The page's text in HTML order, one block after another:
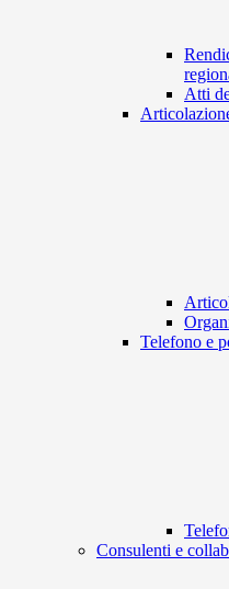
Atti
Telefono e
Consulenti e